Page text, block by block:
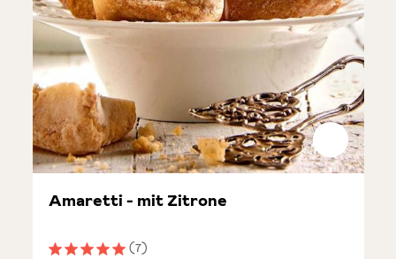
(7)
Amaretti - mit Zitrone